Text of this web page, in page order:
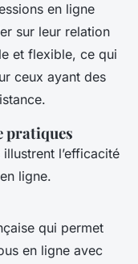
en ligne
sur leur relation
et flexible, ce qui
ceux ayant des
pratiques
l’efficacité
ligne.
qui permet
en ligne avec